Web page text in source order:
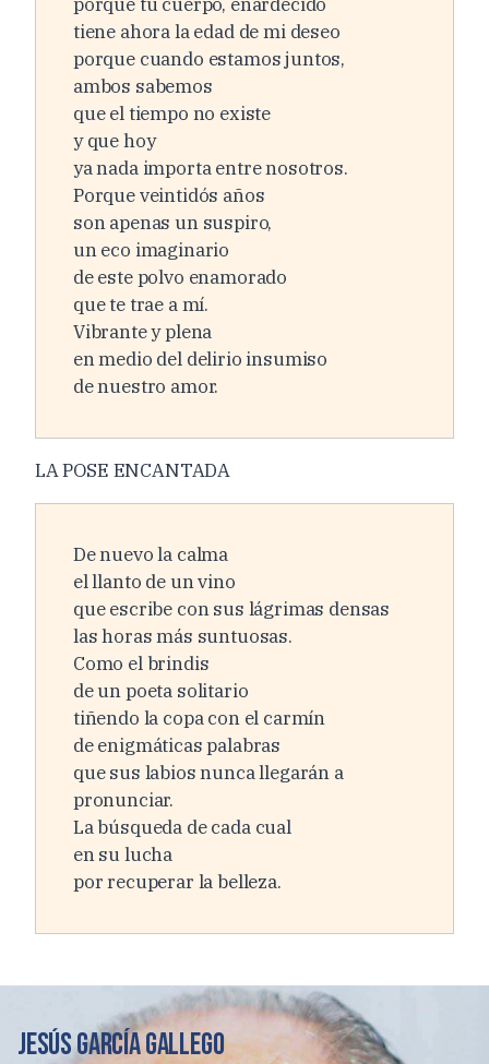
tiene ahora la edad de mi deseo
porque cuando estamos juntos,
ambos sabemos
que el tiempo no existe
y que hoy
ya nada importa entre nosotros.
Porque veintidós años
son apenas un suspiro,
un eco imaginario
de este polvo enamorado
que te trae a mí.
Vibrante y plena
en medio del delirio insumiso
de nuestro amor.
LA POSE ENCANTADA
De nuevo la calma
el llanto de un vino
que escribe con sus lágrimas densas
las horas más suntuosas.
Como el brindis
de un poeta solitario
tiñendo la copa con el carmín
de enigmáticas palabras
que sus labios nunca llegarán a
pronunciar.
La búsqueda de cada cual
en su lucha
por recuperar la belleza.
Jesús García Gallego